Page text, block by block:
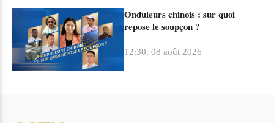
Onduleurs chinois : sur quoi
repose le soupçon ?
12:30, 08 août 2026